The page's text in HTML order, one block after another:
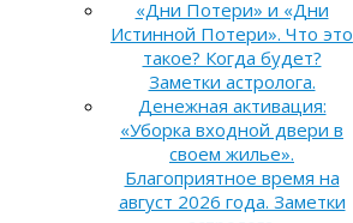
«Дни Потери» и «Дни
Истинной Потери». Что это
такое? Когда будет?
Заметки астролога.
Денежная активация:
«Уборка входной двери в
своем жилье».
Благоприятное время на
август 2026 года. Заметки